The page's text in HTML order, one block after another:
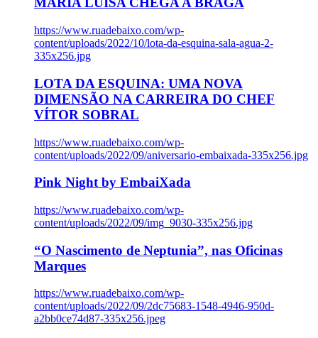
https://www.ruadebaixo.com/wp-
content/uploads/2022/10/lota-da-esquina-sala-agua-2-
335x256.jpg
LOTA DA ESQUINA: UMA NOVA
DIMENSÃO NA CARREIRA DO CHEF
VÍTOR SOBRAL
https://www.ruadebaixo.com/wp-
content/uploads/2022/09/aniversario-embaixada-335x256.jpg
Pink Night by EmbaiXada
https://www.ruadebaixo.com/wp-
content/uploads/2022/09/img_9030-335x256.jpg
“O Nascimento de Neptunia”, nas Oficinas
Marques
https://www.ruadebaixo.com/wp-
content/uploads/2022/09/2dc75683-1548-4946-950d-
a2bb0ce74d87-335x256.jpeg